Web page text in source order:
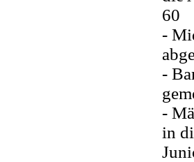
60
-
-
-
in